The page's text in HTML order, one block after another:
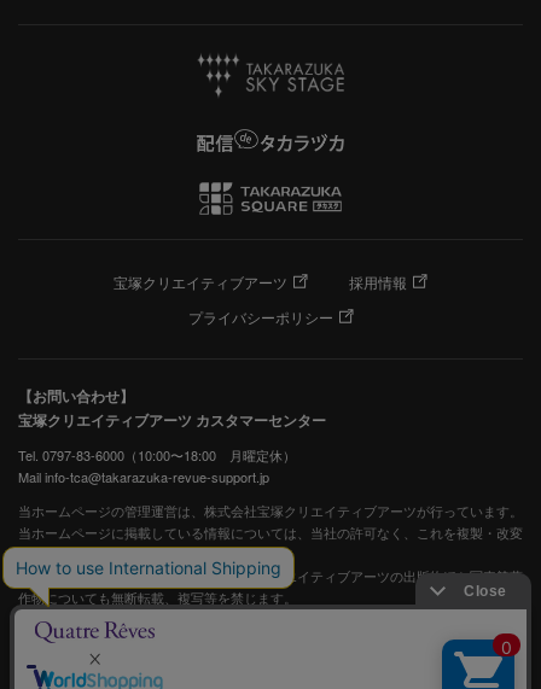
宝塚クリエイティブアーツ
採用情報
プライバシーポリシー
【お問い合わせ】
宝塚クリエイティブアーツ カスタマーセンター
Tel. 0797-83-6000（10:00〜18:00 月曜定休）
Mail info-tca@takarazuka-revue-support.jp
当ホームページの管理運営は、株式会社宝塚クリエイティブアーツが行っています。
当ホームページに掲載している情報については、当社の許可なく、これを複製・改変
することを固く禁止します。
また、阪急電鉄並びに宝塚歌劇団、宝塚クリエイティブアーツの出版物ほか写真等著
作物についても無断転載、複写等を禁じます。
宝塚歌劇公式ホームページ
JASRAC許諾番号：S0507081515